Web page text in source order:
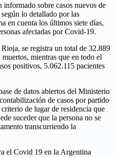
informado sobre casos nuevos de
lo detallado por las
en cuenta los últimos siete días,
afectadas por Covid-19.
se registra un total de 32.889
mientras que en todo el
positivos, 5.062.115 pacientes
de datos abiertos del Ministerio
de casos por partido
de lugar de residencia que
suceder que la persona no se
transcurriendo la
el Covid 19 en la Argentina